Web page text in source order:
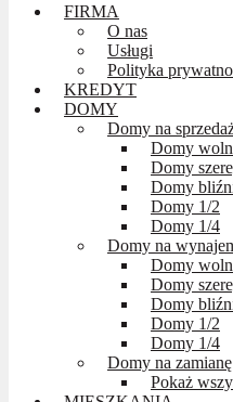
FIRMA
O nas
Usługi
Polityka
KREDYT
DOMY
Domy na
Domy
Domy
Domy
Domy 1/2
Domy 1/4
Domy na
Domy
Domy
Domy
Domy 1/2
Domy 1/4
Domy na zamianę
Pokaż